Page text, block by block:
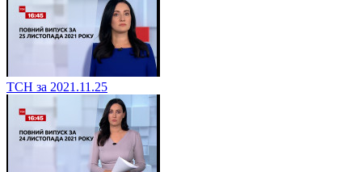
ТСН за 2021.11.25